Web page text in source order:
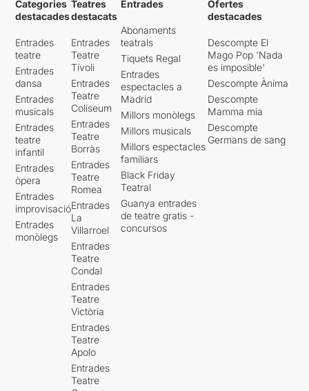
Categories
destacades
Entrades
teatre
Entrades
dansa
Entrades
musicals
Entrades
teatre
infantil
Entrades
òpera
Entrades
improvisació
Entrades
monòlegs
Teatres
destacats
Entrades
Teatre
Tívoli
Entrades
Teatre
Coliseum
Entrades
Teatre
Borràs
Entrades
Teatre
Romea
Entrades
La
Villarroel
Entrades
Teatre
Condal
Entrades
Teatre
Victòria
Entrades
Teatre
Apolo
Entrades
Teatre
Entrades
Abonaments
teatrals
Tiquets Regal
Entrades
espectacles a
Madrid
Millors monòlegs
Millors musicals
Millors espectacles
familiars
Black Friday
Teatral
Guanya entrades
de teatre gratis -
concursos
Ofertes
destacades
Descompte El
Mago Pop 'Nada
es imposible'
Descompte Ànima
Descompte
Mamma mia
Descompte
Germans de sang